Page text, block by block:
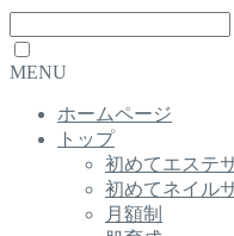
MENU
ホームページ
トップ
初めてエステ
初めてネイル
月額制